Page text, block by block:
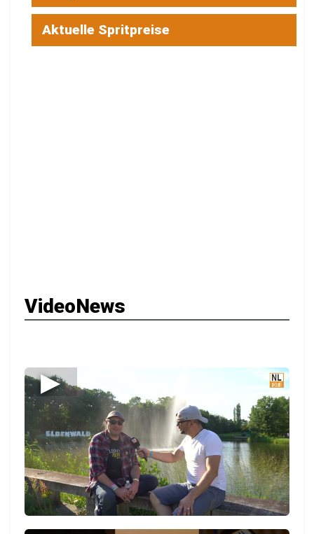
Aktuelle Spritpreise
VideoNews
▶